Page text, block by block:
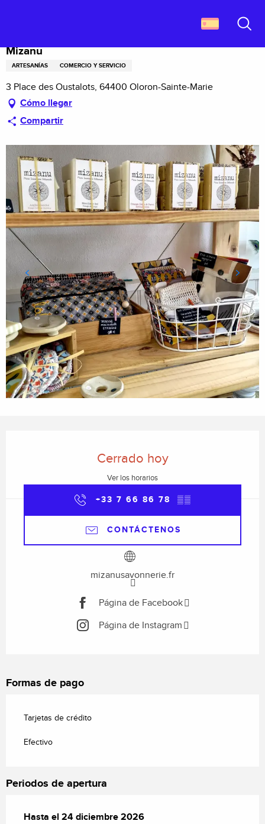
principal
Mizanu
ARTESANÍAS COMERCIO Y SERVICIO
3 Place des Oustalots, 64400 Oloron-Sainte-Marie
Cómo llegar
Compartir
Cerrado hoy
Ver los horarios
+33 7 66 86 78 ▒▒
CONTÁCTENOS
mizanusavonnerie.fr
Página de Facebook
Página de Instagram
Formas de pago
Tarjetas de crédito
Efectivo
Periodos de apertura
Del14 enero 2026al24 diciembre 2026
Hasta el 24 diciembre 2026